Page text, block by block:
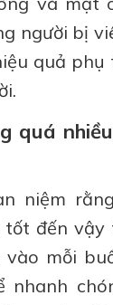
người bị
quả phụ
quá
niệm
đến vậy
mỗi
nhanh